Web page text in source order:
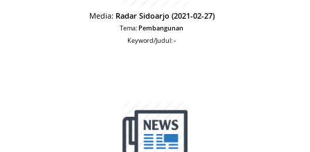
Media: Radar Sidoarjo (2021-02-27)
Tema:Pembangunan
Keyword/Judul:-